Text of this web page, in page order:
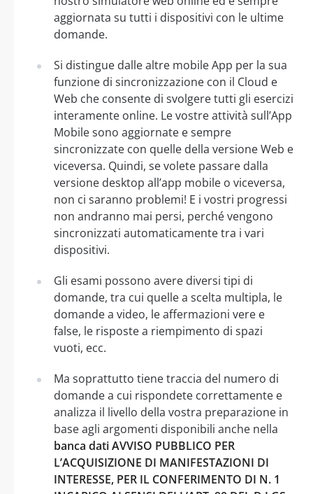
aggiornata su tutti i dispositivi con le ultime
domande.
Si distingue dalle altre mobile App per la sua
funzione di sincronizzazione con il Cloud e
Web che consente di svolgere tutti gli esercizi
interamente online. Le vostre attività sull’App
Mobile sono aggiornate e sempre
sincronizzate con quelle della versione Web e
viceversa. Quindi, se volete passare dalla
versione desktop all’app mobile o viceversa,
non ci saranno problemi! E i vostri progressi
non andranno mai persi, perché vengono
sincronizzati automaticamente tra i vari
dispositivi.
Gli esami possono avere diversi tipi di
domande, tra cui quelle a scelta multipla, le
domande a video, le affermazioni vere e
false, le risposte a riempimento di spazi
vuoti, ecc.
Ma soprattutto tiene traccia del numero di
domande a cui rispondete correttamente e
analizza il livello della vostra preparazione in
base agli argomenti disponibili anche nella
banca dati AVVISO PUBBLICO PER
L’ACQUISIZIONE DI MANIFESTAZIONI DI
INTERESSE, PER IL CONFERIMENTO DI N. 1